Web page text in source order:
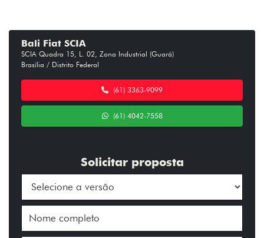
Bali Fiat SCIA
SCIA Quadra 15, L. 02, Zona Industrial (Guará)
Brasília / Distrito Federal
(61) 3363-9099
(61) 4042-7558
Solicitar proposta